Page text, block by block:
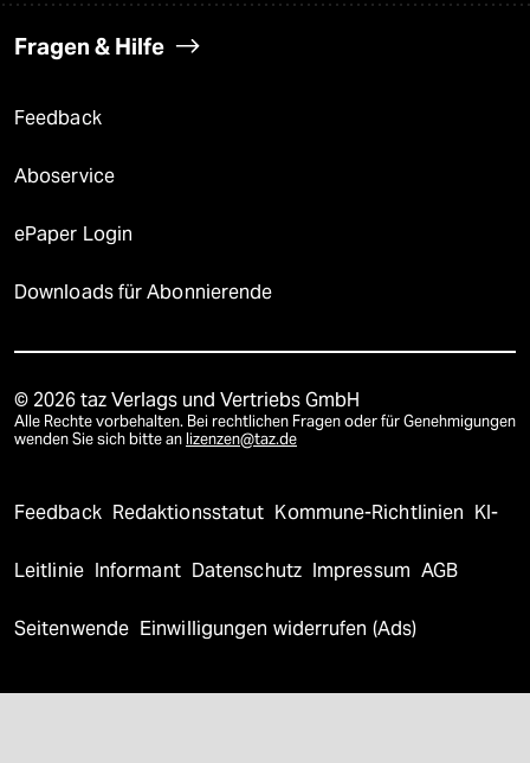
Fragen & Hilfe
Feedback
Aboservice
ePaper Login
Downloads für Abonnierende
© 2026 taz Verlags und Vertriebs GmbH
Alle Rechte vorbehalten. Bei rechtlichen Fragen oder für Genehmigungen
wenden Sie sich bitte an lizenzen@taz.de
Feedback Redaktionsstatut Kommune-Richtlinien KI-
Leitlinie Informant Datenschutz Impressum AGB
Seitenwende Einwilligungen widerrufen (Ads)